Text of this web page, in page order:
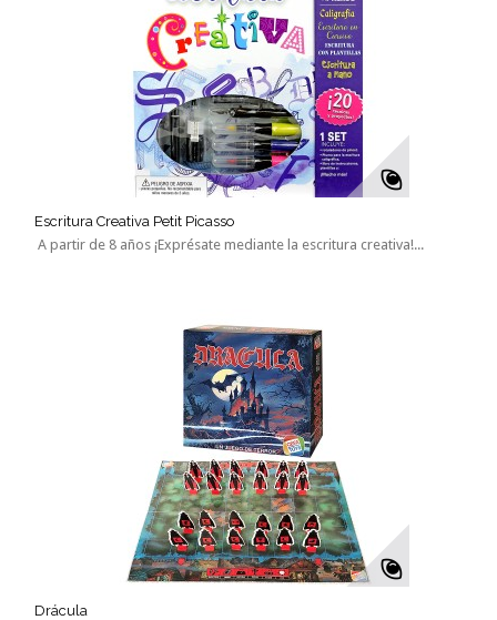
Escritura Creativa Petit Picasso
A partir de 8 años ¡Exprésate mediante la escritura creativa!...
Drácula